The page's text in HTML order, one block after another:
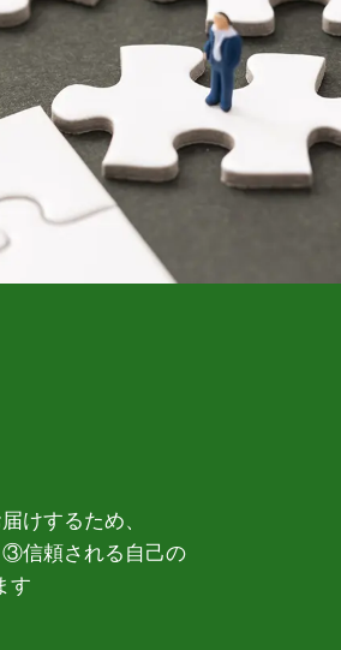
けするため、
信頼される自己の
す